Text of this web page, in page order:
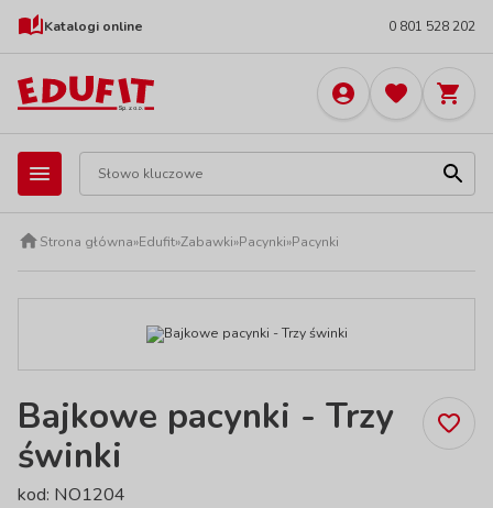
Katalogi online 0 801 528 202
Strona główna»Edufit»Zabawki»Pacynki»Pacynki
Bajkowe pacynki - Trzy
świnki
kod: NO1204